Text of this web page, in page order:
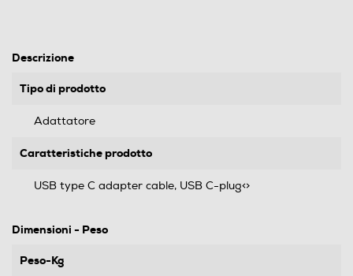
Descrizione
Tipo di prodotto
Adattatore
Caratteristiche prodotto
USB type C adapter cable, USB C-plug<>
Dimensioni - Peso
Peso-Kg